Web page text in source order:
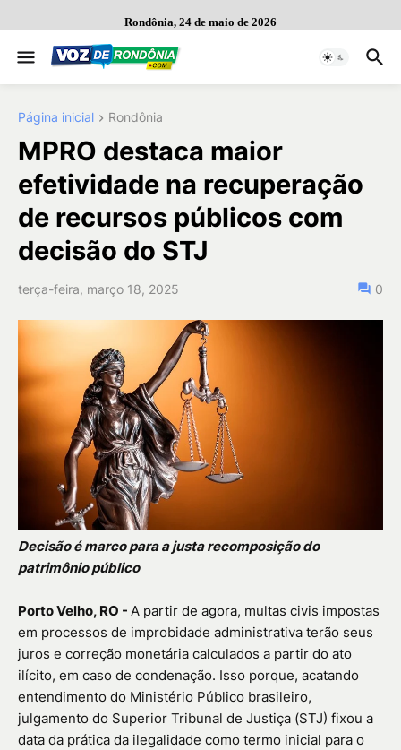
Rondônia, 24 de maio de 2026
Página inicial Rondônia
MPRO destaca maior
efetividade na recuperação
de recursos públicos com
decisão do STJ
terça-feira, março 18, 2025 0
Decisão é marco para a justa recomposição do
patrimônio público
Porto Velho, RO - A partir de agora, multas civis impostas
em processos de improbidade administrativa terão seus
juros e correção monetária calculados a partir do ato
ilícito, em caso de condenação. Isso porque, acatando
entendimento do Ministério Público brasileiro,
julgamento do Superior Tribunal de Justiça (STJ) fixou a
data da prática da ilegalidade como termo inicial para o